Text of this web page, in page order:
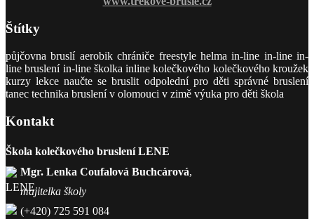
Štítky
půjčovna bruslí aerobik chrániče freestyle helma in-line in-line in-
line bruslení in-line školka inline kolečkového kolečkového kroužek
kurzy lekce naučte se bruslit odpolední pro děti správné bruslení
tanec technika bruslení v olomouci v zimě výuka pro děti škola
Kontakt
Škola kolečkového bruslení LENE
Mgr. Lenka Coufalová Buchcárová,
majitelka školy
(+420) 725 591 084